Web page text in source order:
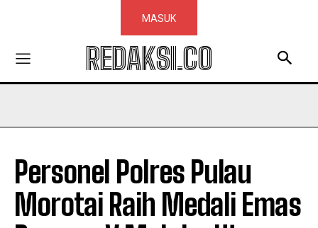
MASUK
REDAKSI.CO
Personel Polres Pulau
Morotai Raih Medali Emas